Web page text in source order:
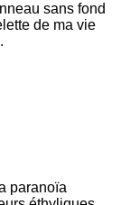
sans fond
de ma vie
paranoïa